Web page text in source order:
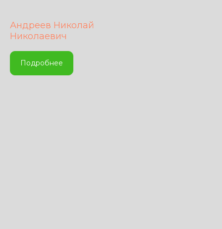
Андреев Николай
Николаевич
Подробнее